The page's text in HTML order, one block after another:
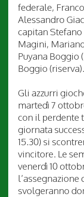
federale,
Alessandro
capitan
Magini,
Puyana Boggio
Boggio (riserva).
Gli azzurri
martedì 7
con il perdente
giornata
15.30) si
vincitore. Le
venerdì 10
svolgeranno